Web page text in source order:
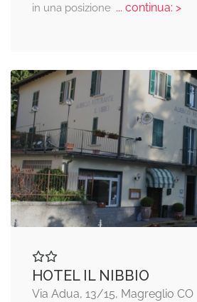
in una posizione... continua: >
HOTEL IL NIBBIO
Via Adua, 13/15, Magreglio CO